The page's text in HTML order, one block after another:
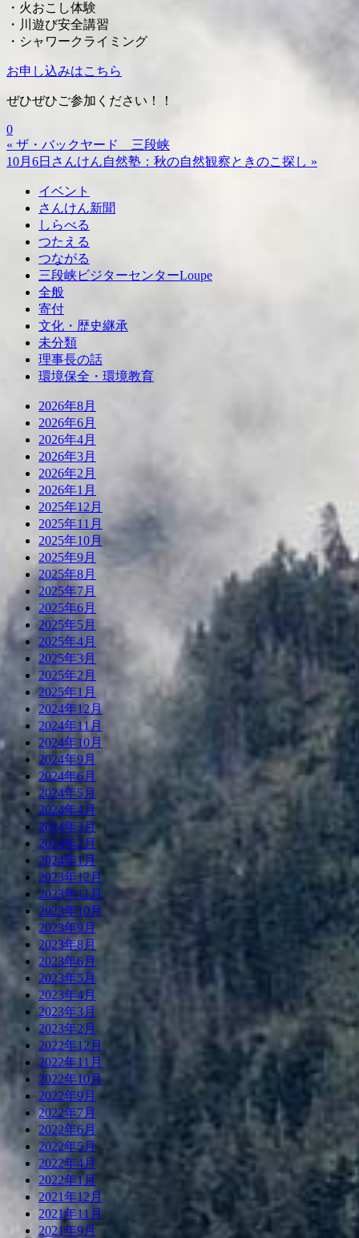
・火おこし体験
・川遊び安全講習
・シャワークライミング
お申し込みはこちら
ぜひぜひご参加ください！！
0
« ザ・バックヤード 三段峡
10月6日さんけん自然塾：秋の自然観察ときのこ探し »
イベント
さんけん新聞
しらべる
つたえる
つながる
三段峡ビジターセンターLoupe
全般
寄付
文化・歴史継承
未分類
理事長の話
環境保全・環境教育
2026年8月
2026年6月
2026年4月
2026年3月
2026年2月
2026年1月
2025年12月
2025年11月
2025年10月
2025年9月
2025年8月
2025年7月
2025年6月
2025年5月
2025年4月
2025年3月
2025年2月
2025年1月
2024年12月
2024年11月
2024年10月
2024年9月
2024年6月
2024年5月
2024年4月
2024年3月
2024年2月
2024年1月
2023年12月
2023年11月
2023年10月
2023年9月
2023年8月
2023年6月
2023年5月
2023年4月
2023年3月
2023年2月
2022年12月
2022年11月
2022年10月
2022年9月
2022年7月
2022年6月
2022年5月
2022年4月
2022年1月
2021年12月
2021年11月
2021年9月